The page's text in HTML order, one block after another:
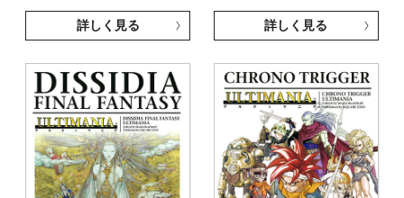
詳しく見る 詳しく見る